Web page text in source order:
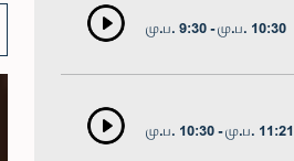
மு.ப. 9:30 - மு.ப. 10:30
மு.ப. 10:30 - மு.ப. 11:21